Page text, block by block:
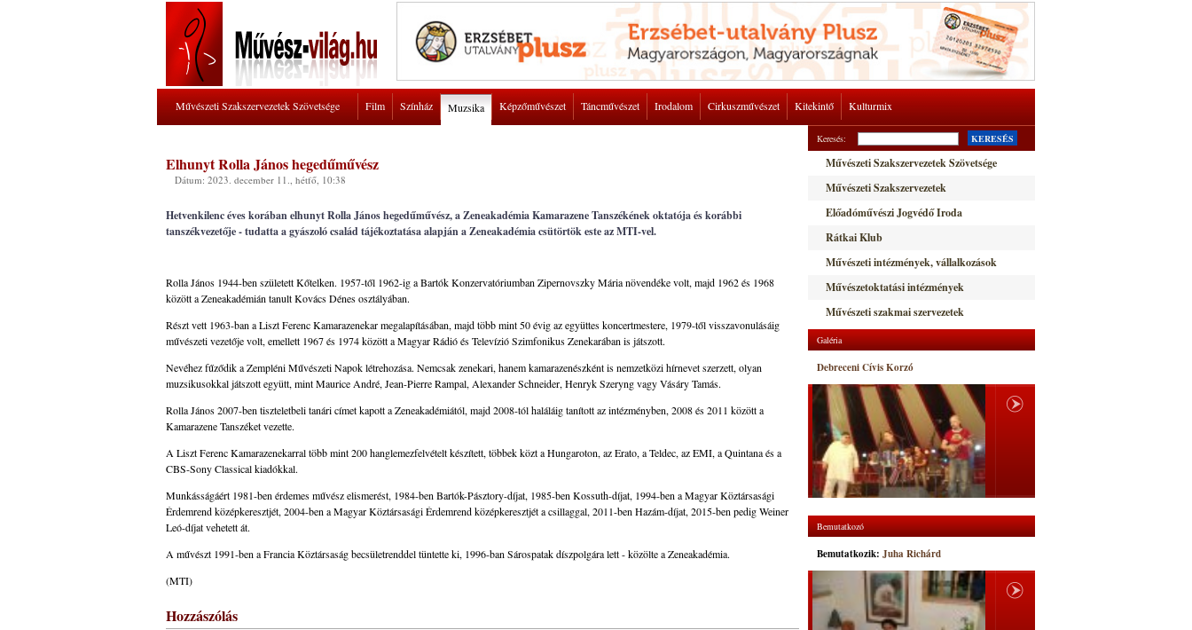
Művészeti Szakszervezetek Szövetsége Film Színház Muzsika Képzőművészet Táncművészet Irodalom Cirkuszművészet Kitekintő Kulturmix
Elhunyt Rolla János hegedűművész
Dátum: 2023. december 11., hétfő, 10:38
Hetvenkilenc éves korában elhunyt Rolla János hegedűművész, a Zeneakadémia Kamarazene Tanszékének oktatója és korábbi
tanszékvezetője - tudatta a gyászoló család tájékoztatása alapján a Zeneakadémia csütörtök este az MTI-vel.
Rolla János 1944-ben született Kőtelken. 1957-től 1962-ig a Bartók Konzervatóriumban Zipernovszky Mária növendéke volt, majd 1962 és 1968
között a Zeneakadémián tanult Kovács Dénes osztályában.
Részt vett 1963-ban a Liszt Ferenc Kamarazenekar megalapításában, majd több mint 50 évig az együttes koncertmestere, 1979-től visszavonulásáig
művészeti vezetője volt, emellett 1967 és 1974 között a Magyar Rádió és Televízió Szimfonikus Zenekarában is játszott.
Nevéhez fűződik a Zempléni Művészeti Napok létrehozása. Nemcsak zenekari, hanem kamarazenészként is nemzetközi hírnevet szerzett, olyan
muzsikusokkal játszott együtt, mint Maurice André, Jean-Pierre Rampal, Alexander Schneider, Henryk Szeryng vagy Vásáry Tamás.
Rolla János 2007-ben tiszteletbeli tanári címet kapott a Zeneakadémiától, majd 2008-tól haláláig tanított az intézményben, 2008 és 2011 között a
Kamarazene Tanszéket vezette.
A Liszt Ferenc Kamarazenekarral több mint 200 hanglemezfelvételt készített, többek közt a Hungaroton, az Erato, a Teldec, az EMI, a Quintana és a
CBS-Sony Classical kiadókkal.
Munkásságáért 1981-ben érdemes művész elismerést, 1984-ben Bartók-Pásztory-díjat, 1985-ben Kossuth-díjat, 1994-ben a Magyar Köztársasági
Érdemrend középkeresztjét, 2004-ben a Magyar Köztársasági Érdemrend középkeresztjét a csillaggal, 2011-ben Hazám-díjat, 2015-ben pedig Weiner
Leó-díjat vehetett át.
A művészt 1991-ben a Francia Köztársaság becsületrenddel tüntette ki, 1996-ban Sárospatak díszpolgára lett - közölte a Zeneakadémia.
(MTI)
Hozzászólás
Keresés: KERESÉS
Művészeti Szakszervezetek Szövetsége
Művészeti Szakszervezetek
Előadóművészi Jogvédő Iroda
Rátkai Klub
Művészeti intézmények, vállalkozások
Művészetoktatási intézmények
Művészeti szakmai szervezetek
Galéria
Debreceni Cívis Korzó
Bemutatkozó
Bemutatkozik: Juha Richárd